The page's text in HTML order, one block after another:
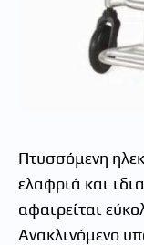
Πτυσσόμενη
ελαφριά και
αφαιρείται
Ανακλινόμενο